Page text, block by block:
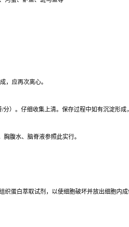
河蟹、鲈鱼、斑马鱼等
，应再次离心。
）。仔细收集上清。保存过程中如有沉淀形成
腹水、脑脊液参照此实行。
蛋白萃取试剂，以使细胞破坏并放出细胞内